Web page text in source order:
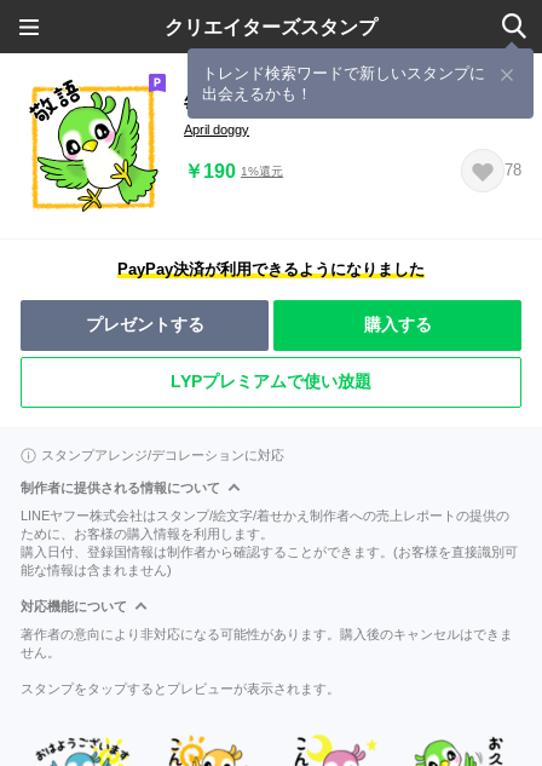
クリエイターズスタンプ
トレンド検索ワードで新しいスタンプに
出会えるかも！
毎日使える かわいい小鳥 4【敬語】
April doggy
￥190 1%還元 78
PayPay決済が利用できるようになりました
プレゼントする 購入する
LYPプレミアムで使い放題
スタンプアレンジ/デコレーションに対応
制作者に提供される情報について
LINEヤフー株式会社はスタンプ/絵文字/着せかえ制作者への売上レポートの提供の
ために、お客様の購入情報を利用します。
購入日付、登録国情報は制作者から確認することができます。(お客様を直接識別可
能な情報は含まれません)
対応機能について
著作者の意向により非対応になる可能性があります。購入後のキャンセルはできま
せん。
スタンプをタップするとプレビューが表示されます。